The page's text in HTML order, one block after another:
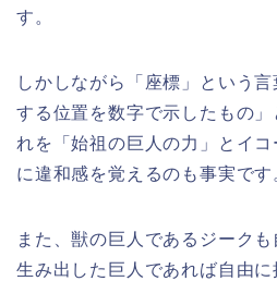
す。
しかしながら「座標」という
する位置を数字で示したもの
れを「始祖の巨人の力」とイ
に違和感を覚えるのも事実です
また、獣の巨人であるジーク
生み出した巨人であれば自由